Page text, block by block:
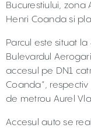
Bucurestiului, zona
Henri Coanda si
Parcul este situat
Bulevardul
accesul pe DN1
Coanda”,
de metrou Aurel
Accesul auto se